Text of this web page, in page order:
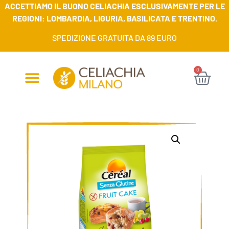
ACCETTIAMO IL BUONO CELIACHIA ESCLUSIVAMENTE PER LE
REGIONI: LOMBARDIA, LIGURIA, BASILICATA E TRENTINO.
SPEDIZIONE GRATUITA DA 89 EURO
0